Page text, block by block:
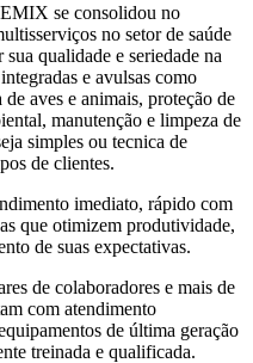
se consolidou no
no setor de saúde
qualidade e seriedade na
e avulsas como
aves e animais, proteção de
manutenção e limpeza de
simples ou tecnica de
de clientes.
imediato, rápido com
que otimizem produtividade,
de suas expectativas.
de colaboradores e mais de
com atendimento
de última geração
treinada e qualificada.